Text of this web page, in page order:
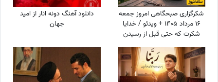
شکرگزاری صبحگاهی امروز جمعه
16 مرداد 1405 + ویدئو / خدایا
شکرت که حتی قبل از رسیدن
آرزوهایم، آرامشِ ایمان به اجابت
را در دلم قرار دادی
دانلود آهنگ دونه انار از امید
جهان